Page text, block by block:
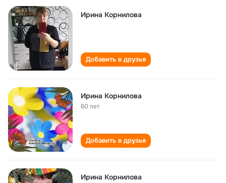
Ирина Корнилова
Добавить в друзья
Ирина Корнилова
60 лет
Добавить в друзья
Ирина Корнилова